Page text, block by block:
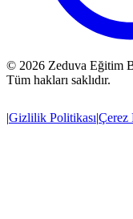
© 2026 Zeduva Eğitim
Tüm hakları saklıdır.
|Gizlilik Politikası|Çerez